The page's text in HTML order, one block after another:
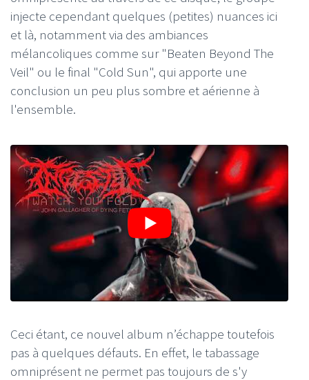
injecte cependant quelques (petites) nuances ici
et là, notamment via des ambiances
mélancoliques comme sur "Beaten Beyond The
Veil" ou le final "Cold Sun", qui apporte une
conclusion un peu plus sombre et aérienne à
l'ensemble.
Ceci étant, ce nouvel album n’échappe toutefois
pas à quelques défauts. En effet, le tabassage
omniprésent ne permet pas toujours de s'y